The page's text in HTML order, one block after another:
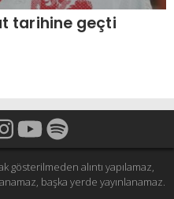
tarihine geçti
alıntı yapılamaz,
başka yerde yayınlanamaz.